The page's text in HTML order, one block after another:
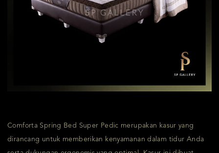
Comforta Spring Bed Super Pedic merupakan kasur yang
dirancang untuk memberikan kenyamanan dalam tidur Anda